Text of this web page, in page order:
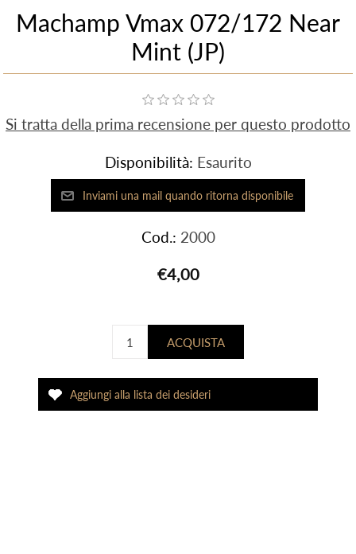
Machamp Vmax 072/172 Near
Mint (JP)
Si tratta della prima recensione per questo prodotto
Disponibilità: Esaurito
Cod.: 2000
€4,00